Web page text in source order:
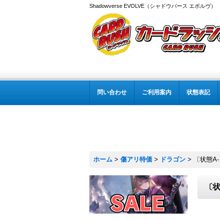
Shadowverse EVOLVE（シャドウバース エボルヴ
問い合わせ ご利用案内 状態表記
ホーム > 傷アリ特価 > ドラゴン > 〔状態
〔